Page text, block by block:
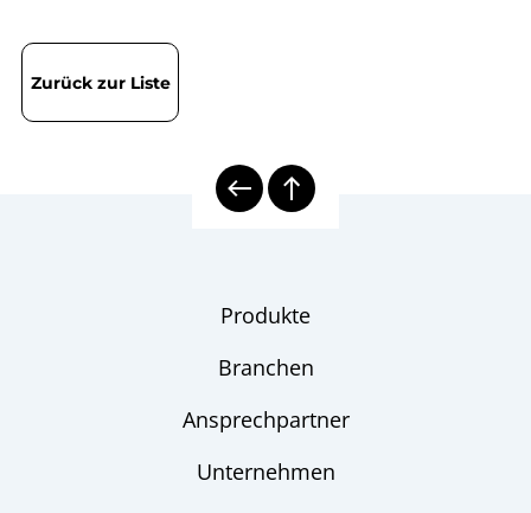
Zurück zur Liste
Produkte
Branchen
Ansprechpartner
Unternehmen